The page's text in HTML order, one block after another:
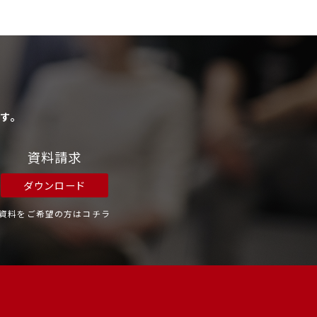
。
資料請求
ダウンロード
料をご希望の方はコチラ